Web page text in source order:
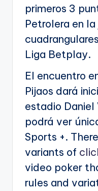
primeros 3
Petrolera en
Liga Betplay.
El encuentro
Pijaos dará
estadio
podrá ver
Sports +.
variants of
video poker
rules and